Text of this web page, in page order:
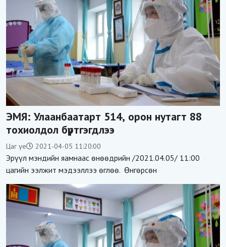
ЭМЯ: Улаанбаатарт 514, орон нутагт 88
тохиолдол бүртгэгдлээ
Цаг үе 2021-04-05 11:20:00
Эрүүл мэндийн яамнаас өнөөдрийн /2021.04.05/ 11:00
цагийн ээлжит мэдээллээ өглөө. Өнгөрсөн